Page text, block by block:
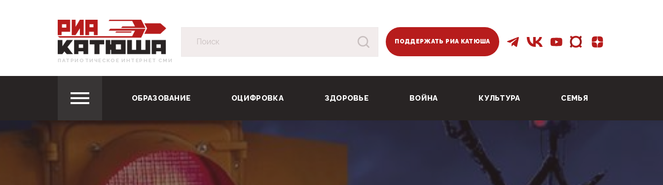
ПАТРИОТИЧЕСКОЕ ИНТЕРНЕТ СМИ
ПОДДЕРЖАТЬ РИА КАТЮША
ОБРАЗОВАНИЕ ОЦИФРОВКА ЗДОРОВЬЕ ВОЙНА КУЛЬТУРА СЕМЬЯ